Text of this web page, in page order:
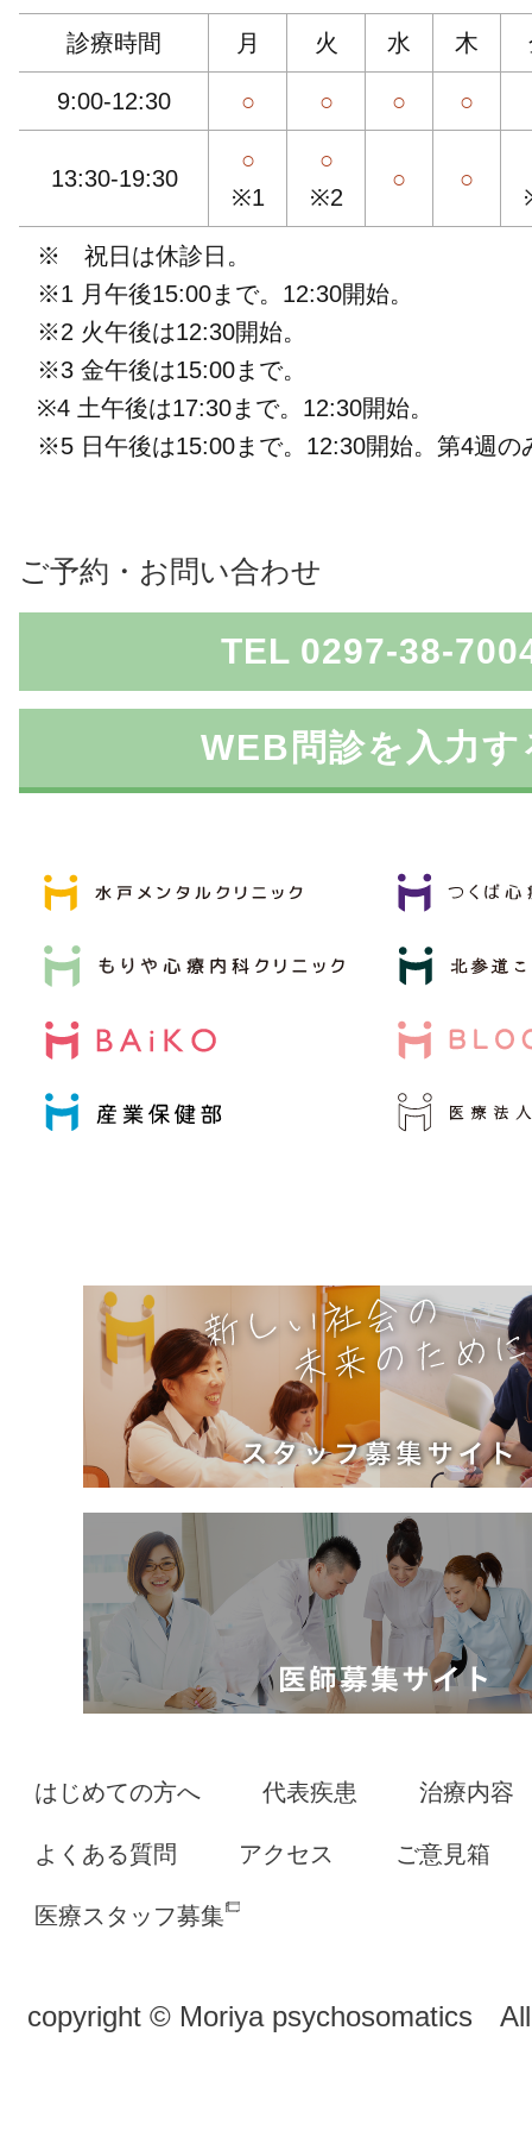
診療時間 月 火 水 木
9:00-12:30 ○ ○ ○ ○
13:30-19:30
○
※1
○
※2
○ ○
※ 祝日は休診日。
※1 月午後15:00まで。12:30開始。
※2 火午後は12:30開始。
※3 金午後は15:00まで。
※4 土午後は17:30まで。12:30開始。
※5 日午後は15:00まで。12:30開始。第4週の
ご予約・お問い合わせ
TEL 0297-38-
WEB問診を入力す
はじめての方へ 代表疾患 治療内容
よくある質問 アクセス ご意見箱
医療スタッフ募集
copyright © Moriya psychosomatics